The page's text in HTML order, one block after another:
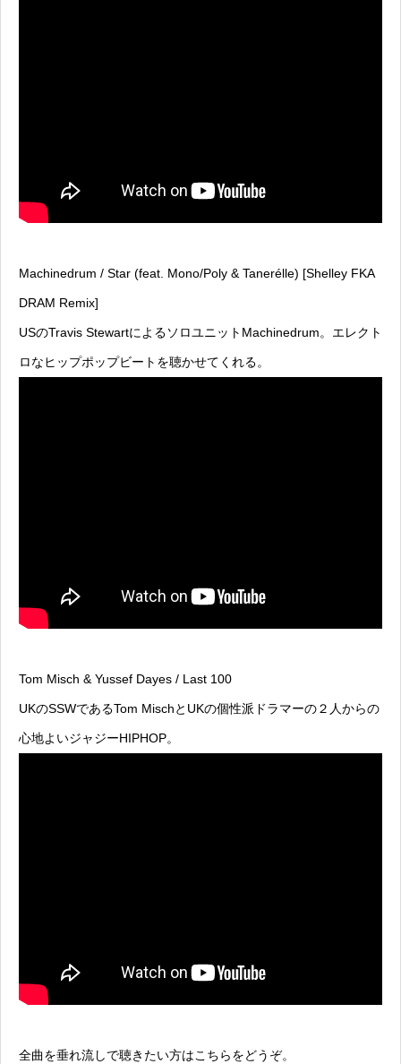
Machinedrum / Star (feat. Mono​/​Poly & Tanerélle) [Shelley FKA
DRAM Remix]
USのTravis StewartによるソロユニットMachinedrum。エレクト
ロなヒップポップビートを聴かせてくれる。
Tom Misch & Yussef Dayes / Last 100
UKのSSWであるTom MischとUKの個性派ドラマーの２人からの
心地よいジャジーHIPHOP。
全曲を垂れ流しで聴きたい方はこちらをどうぞ。